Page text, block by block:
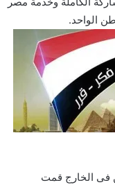
الواحد.
فى الخارج قمت